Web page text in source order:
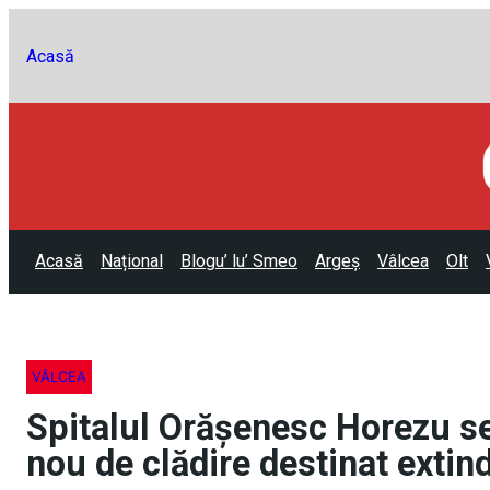
Acasă
Acasă Național Blogu’ lu’ Smeo Argeș Vâlcea Olt
VÂLCEA
Spitalul Orășenesc Horezu
nou de clădire destinat